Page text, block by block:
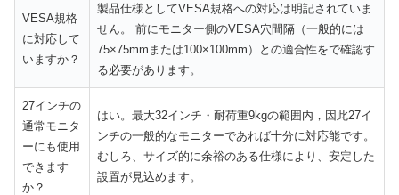
VESA規格
に対応して
いますか？
製品仕様としてVESA規格への対応は明記されていま
せん。 前にモニター側のVESA穴間隔（一般的には
75×75mmまたは100×100mm）との適合性をで確認す
る必要があります。
27インチの
通常モニタ
ーにも使用
できます
か？
はい。最大32インチ・耐荷重9kgの範囲内，因此27イ
ンチの一般的なモニターであれば十分に対応能です。
むしろ、サイズ的に余裕のある仕様により、安定した
設置が見込めます。